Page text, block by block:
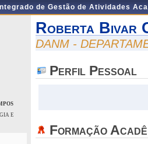
de Gestão de Atividades
E
Roberta Bivar
DANM -
Perfil Pessoal
Formação